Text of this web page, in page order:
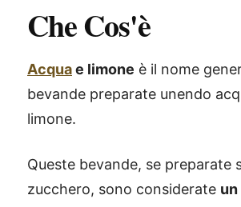
Che Cos'è
Acquae limone è il nome
bevande preparate unendo
limone.
Queste bevande, se preparate
zucchero, sono considerate